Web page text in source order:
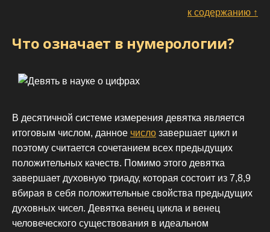
к содержанию ↑
Что означает в нумерологии?
В десятичной системе измерения девятка является
итоговым числом, данное число завершает цикл и
поэтому считается сочетанием всех предыдущих
положительных качеств. Помимо этого девятка
завершает духовную триаду, которая состоит из 7,8,9
вбирая в себя положительные свойства предыдущих
духовных чисел. Девятка венец цикла и венец
человеческого существования в идеальном